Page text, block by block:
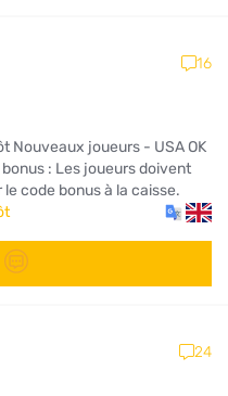
16
Nouveaux joueurs - USA OK
: Les joueurs doivent
code bonus à la caisse.
24